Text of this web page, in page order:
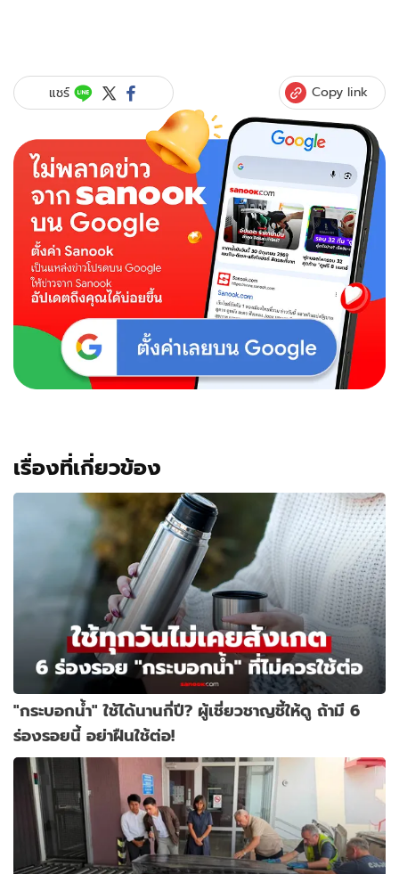
แชร์ Copy link
เรื่องที่เกี่ยวข้อง
"กระบอกน้ำ" ใช้ได้นานกี่ปี? ผู้เชี่ยวชาญชี้ให้ดู ถ้ามี 6
ร่องรอยนี้ อย่าฝืนใช้ต่อ!